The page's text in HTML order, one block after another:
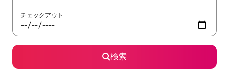
チェックアウト
検索